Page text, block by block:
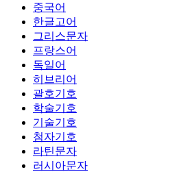
중국어
한글고어
그리스문자
프랑스어
독일어
히브리어
괄호기호
학술기호
기술기호
첨자기호
라틴문자
러시아문자